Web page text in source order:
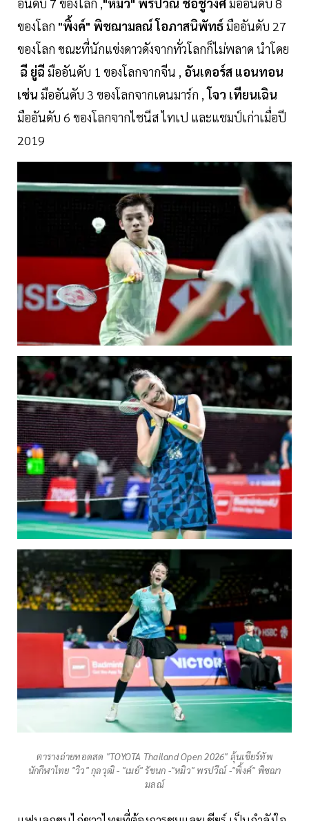
อันดับ 7 ของโลก ,"หมิว" พรปวีณ์ ช่อชูวงศ์มืออันดับ 8
ของโลก "พิ้งค์" พิชฌามลณ์ โอภาสนิพัทธ์มืออันดับ 27
ของโลก ขณะที่นักแข่งดาวดังจากทั่วโลกก็ไม่พลาด นำโดย
ฉี ยู่ฉี มืออันดับ 1 ของโลกจากจีน , อันเดอร์ส แอนทอน
เซ่น มืออันดับ 3 ของโลกจากเดนมาร์ก ,โจว เทียนเฉิน
มืออันดับ 6 ของโลกจากไชนีส ไทเป และแชมป์เก่าเมื่อปี
2019
ตารางถ่ายทอดสด "TOYOTA Thailand Open 2026" ลุ้นเชียร์ทัพ
นักกีฬาไทย "วิว" กุลวุฒิ - "เมย์" รัชนก -"หมิว" พรปวีณ์ -"พิ้งค์" พิชฌา
มลณ์